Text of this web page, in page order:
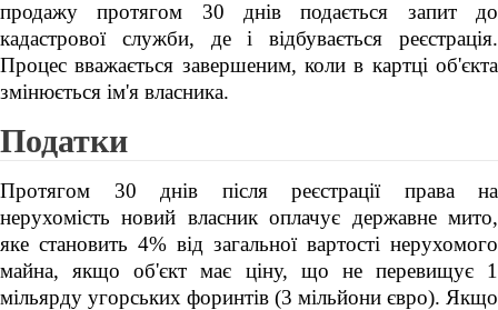
продажу протягом 30 днів подається запит до
кадастрової служби, де і відбувається реєстрація.
Процес вважається завершеним, коли в картці об'єкта
змінюється ім'я власника.
Податки
Протягом 30 днів після реєстрації права на
нерухомість новий власник оплачує державне мито,
яке становить 4% від загальної вартості нерухомого
майна, якщо об'єкт має ціну, що не перевищує 1
мільярду угорських форинтів (3 мільйони євро). Якщо